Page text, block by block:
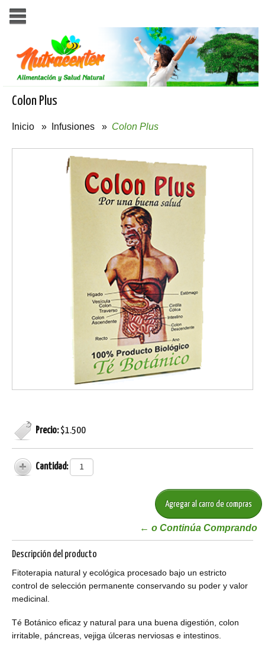
Colon Plus
Inicio » Infusiones » Colon Plus
Precio:$1.500
Cantidad:
← o Continúa Comprando
Descripción del producto
Fitoterapia natural y ecológica procesado bajo un estricto
control de selección permanente conservando su poder y valor
medicinal.
Té Botánico eficaz y natural para una buena digestión, colon
irritable, páncreas, vejiga úlceras nerviosas e intestinos.